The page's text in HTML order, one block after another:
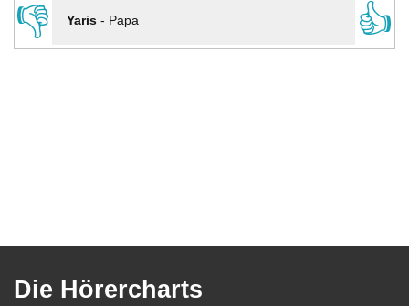
👎
Yaris- Papa 👍
Die Hörercharts